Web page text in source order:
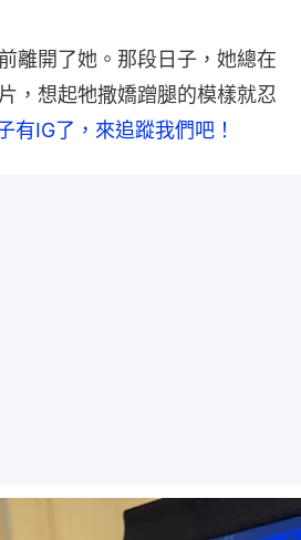
離開了她。那段日子，她總在
，想起牠撒嬌蹭腿的模樣就忍
有IG了，來追蹤我們吧！